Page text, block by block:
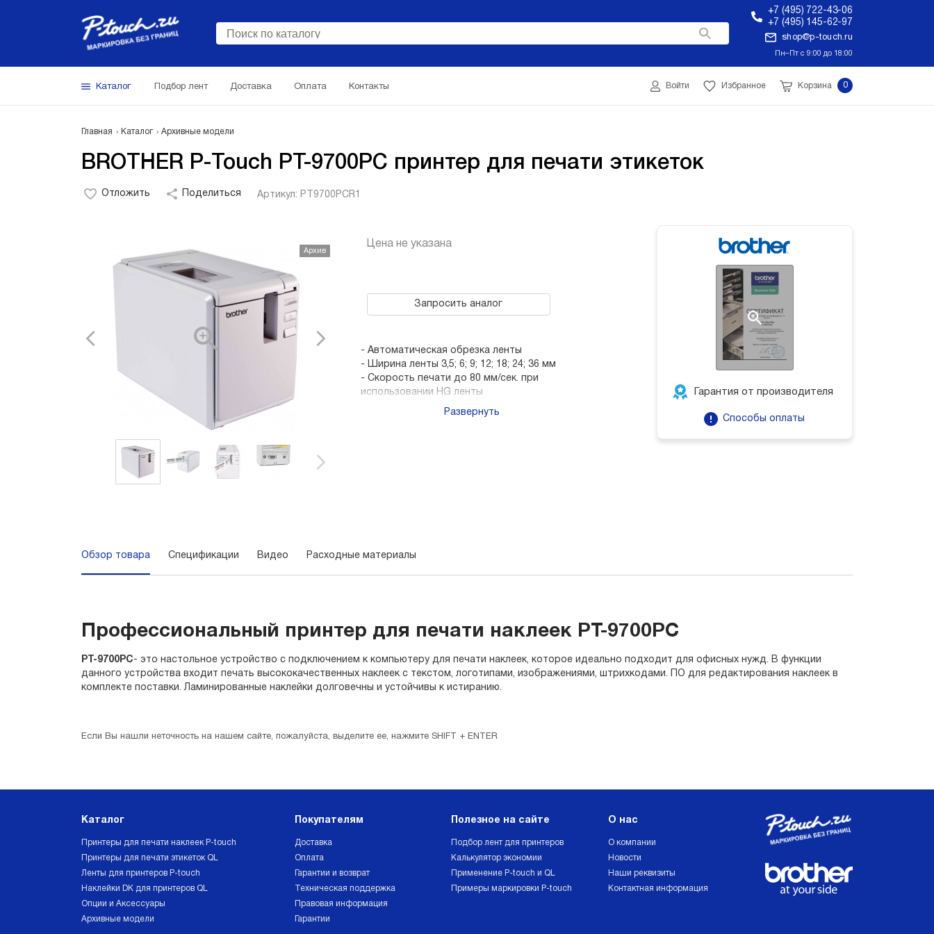
+7 (495) 722-43-06
+7 (495) 145-62-97
shop@p-touch.ru
Пн–Пт с 9:00 до 18:00
Каталог Подбор лент Доставка Оплата Контакты Войти Избранное Корзина 0
Главная Каталог Архивные модели
BROTHER P-Touch PT-9700PC принтер для печати этикеток
Отложить Поделиться Артикул: PT9700PCR1
Архив
Цена не указана
Запросить аналог
- Автоматическая обрезка ленты
- Ширина ленты 3,5; 6; 9; 12; 18; 24; 36 мм
- Скорость печати до 80 мм/сек. при
использовании HG ленты
- Разрешение печати 360 т/д
Развернуть
Гарантия от производителя
Способы оплаты
Обзор товара Спецификации Видео Расходные материалы
Профессиональный принтер для печати наклеек PT-9700PC
PT-9700PC- это настольное устройство с подключением к компьютеру для печати наклеек, которое идеально подходит для офисных нужд. В функции
данного устройства входит печать высококачественных наклеек с текстом, логотипами, изображениями, штрихкодами. ПО для редактирования наклеек в
комплекте поставки. Ламинированные наклейки долговечны и устойчивы к истиранию.
Если Вы нашли неточность на нашем сайте, пожалуйста, выделите ее, нажмите SHIFT + ENTER
Каталог
Принтеры для печати наклеек P-touch
Принтеры для печати этикеток QL
Ленты для принтеров P-touch
Наклейки DK для принтеров QL
Опции и Аксессуары
Архивные модели
Покупателям
Доставка
Оплата
Гарантии и возврат
Техническая поддержка
Правовая информация
Гарантии
Полезное на сайте
Подбор лент для принтеров
Калькулятор экономии
Применение P-touch и QL
Примеры маркировки P-touch
О нас
О компании
Новости
Наши реквизиты
Контактная информация